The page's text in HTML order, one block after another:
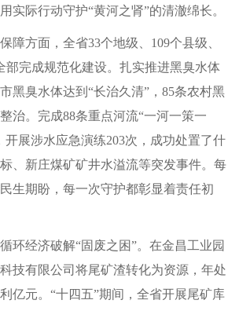
实际行动守护“黄河之肾”的清澈绵长。
方面，全省33个地级、109个县级、
部完成规范化建设。扎实推进黑臭水体
黑臭水体达到“长治久清”，85条农村黑
治。完成88条重点河流“一河一策一
开展涉水应急演练203次，成功处置了什
、新庄煤矿矿井水溢流等突发事件。每
生期盼，每一次守护都彰显着责任初
经济破解“固废之困”。在金昌工业园
技有限公司将尾矿渣转化为资源，年处
亿元。“十四五”期间，全省开展尾矿库